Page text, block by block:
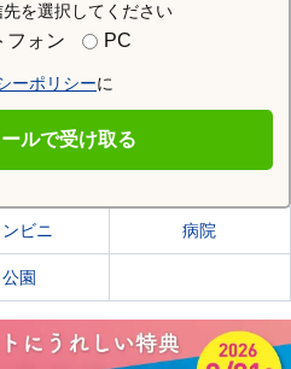
を選択してください
フォン PC
ーポリシーに
ルで受け取る
報を見る
ンビニ 病院
公園